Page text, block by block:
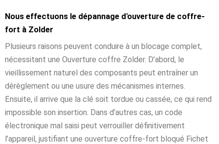
Nous effectuons le dépannage d'ouverture de coffre-
fort à Zolder
Plusieurs raisons peuvent conduire à un blocage complet,
nécessitant une Ouverture coffre Zolder. D’abord, le
vieillissement naturel des composants peut entraîner un
dérèglement ou une usure des mécanismes internes.
Ensuite, il arrive que la clé soit tordue ou cassée, ce qui rend
impossible son insertion. Dans d’autres cas, un code
électronique mal saisi peut verrouiller définitivement
l’appareil, justifiant une ouverture coffre-fort bloqué Fichet